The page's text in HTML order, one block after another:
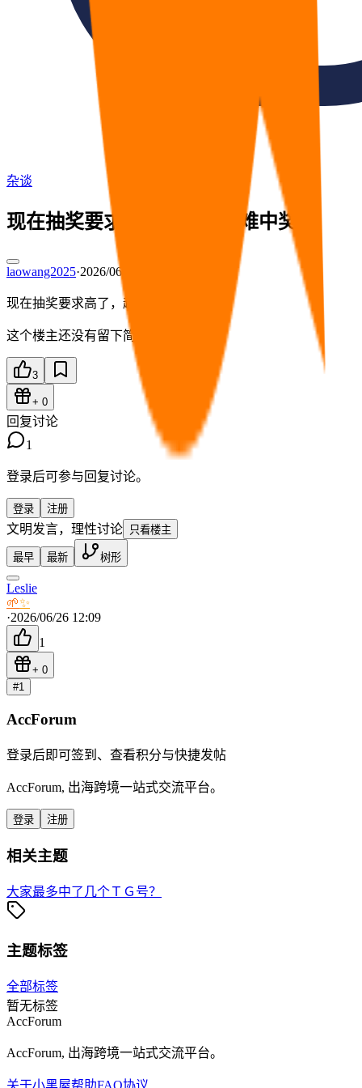
杂谈
现在抽奖要求高了，越来越难中奖了
laowang2025·2026/06/26 12:06
现在抽奖要求高了，越来越难中奖了
这个楼主还没有留下简介。
3
+ 0
回复讨论
1
登录后可参与回复讨论。
登录 注册
文明发言，理性讨论 只看楼主
最早 最新 树形
Leslie
🌱✨
·2026/06/26 12:09
1
+ 0
#1
AccForum
登录后即可签到、查看积分与快捷发帖
AccForum, 出海跨境一站式交流平台。
登录 注册
相关主题
大家最多中了几个ＴＧ号？
主题标签
全部标签
暂无标签
AccForum
AccForum, 出海跨境一站式交流平台。
关于小黑屋帮助FAQ协议